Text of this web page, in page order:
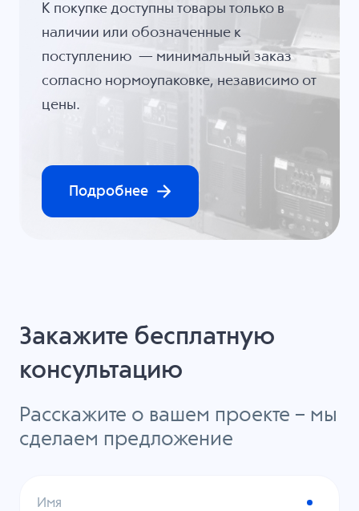
К покупке доступны товары только в
наличии или обозначенные к
поступлению — минимальный заказ
согласно нормоупаковке, независимо от
цены.
Подробнее
Закажите бесплатную
консультацию
Расскажите о вашем проекте – мы
сделаем предложение
Имя